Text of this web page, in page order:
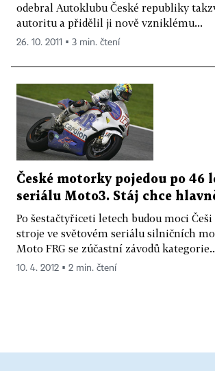
odebral Autoklubu České republiky
autoritu a přidělil ji nově vzniklému...
26. 10. 2011 ▪ 3 min. čtení
České motorky pojedou po 46
seriálu Moto3. Stáj chce
Po šestačtyřiceti letech budou moci Češi
stroje ve světovém seriálu silničních
Moto FRG se zúčastní závodů
10. 4. 2012 ▪ 2 min. čtení